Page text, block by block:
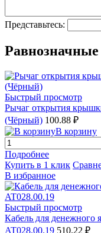
Представьтесь:
Равнозначные
Быстрый просмотр
Рычаг открытия
(Чёрный) 100.88 ₽
В корзину
Подробнее
Купить в 1 клик
В избранное
Быстрый просмотр
Кабель для
AT028.00.19 510.22 ₽